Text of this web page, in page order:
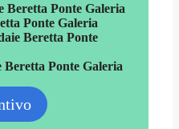
Beretta Ponte Galeria
Ponte Galeria
Beretta Ponte
Beretta Ponte Galeria